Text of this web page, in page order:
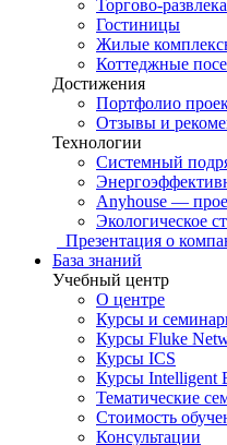
Торгово-
Гостиницы
Жилые
Коттеджные
Достижения
Портфолио
Отзывы и
Технологии
Системный
Anyhouse —
Экологическое
Презентация о
База знаний
Учебный центр
О центре
Курсы и
Курсы Fluke
Курсы ICS
Курсы Intelligent
Тематические
Стоимость
Консультации